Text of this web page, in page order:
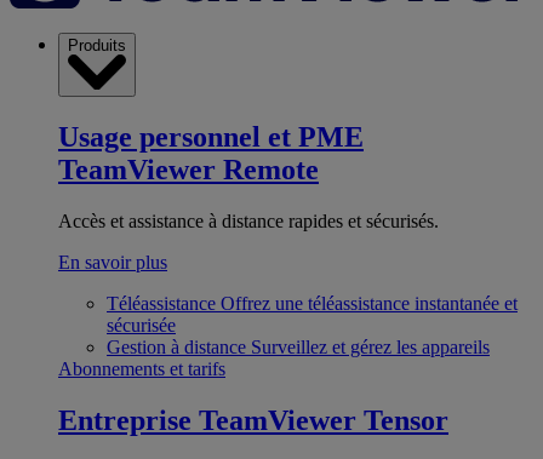
Produits
Usage personnel et PME
TeamViewer Remote
Accès et assistance à distance rapides et sécurisés.
En savoir plus
Téléassistance Offrez une téléassistance instantanée et
sécurisée
Gestion à distance Surveillez et gérez les appareils
Abonnements et tarifs
Entreprise TeamViewer Tensor